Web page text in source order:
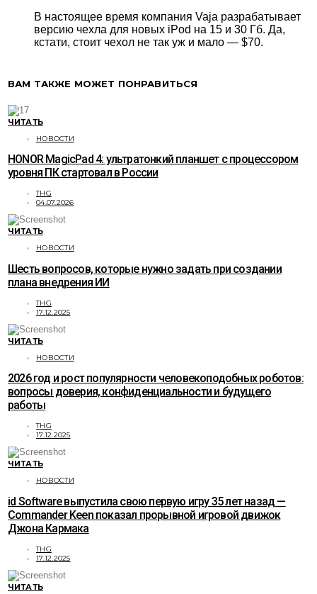
В настоящее время компания Vaja разрабатывает
версию чехла для новых iPod на 15 и 30 Гб. Да,
кстати, стоит чехол не так уж и мало — $70.
ВАМ ТАКЖЕ МОЖЕТ ПОНРАВИТЬСЯ
ЧИТАТЬ
НОВОСТИ
HONOR MagicPad 4: ультратонкий планшет с процессором
уровня ПК стартовал в России
THG
04.07.2026
ЧИТАТЬ
НОВОСТИ
Шесть вопросов, которые нужно задать при создании
плана внедрения ИИ
THG
17.12.2025
ЧИТАТЬ
НОВОСТИ
2026 год и рост популярности человекоподобных роботов:
вопросы доверия, конфиденциальности и будущего
работы
THG
17.12.2025
ЧИТАТЬ
НОВОСТИ
id Software выпустила свою первую игру 35 лет назад —
Commander Keen показал прорывной игровой движок
Джона Кармака
THG
17.12.2025
ЧИТАТЬ